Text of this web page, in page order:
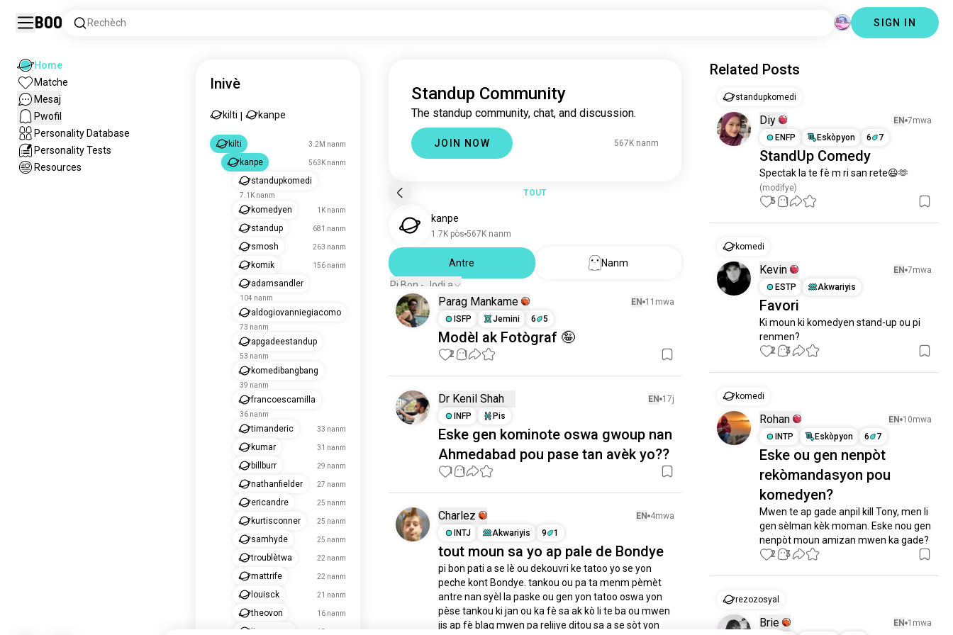
Boo Rechèch SIGN IN
Home
Matche
Mesaj
Pwofil
Personality Database
Personality Tests
Resources
Inivè
kilti kanpe
kilti 3.2M nanm
kanpe 563K nanm
standupkomedi
7.1K nanm
komedyen 1K nanm
standup 681 nanm
smosh 263 nanm
komik 156 nanm
adamsandler
104 nanm
aldogiovanniegiacomo
73 nanm
apgadeestandup
53 nanm
komedibangbang
39 nanm
francoescamilla
36 nanm
timanderic 33 nanm
kumar 31 nanm
billburr 29 nanm
nathanfielder 27 nanm
ericandre 25 nanm
kurtisconner 25 nanm
samhyde 25 nanm
troublètwa 22 nanm
mattrife 22 nanm
louisck 21 nanm
theovon 16 nanm
jimmycarr 15 nanm
Standup Community
The standup community, chat, and discussion.
JOIN NOW 567K nanm
TOUT
kanpe
1.7K pòs 567K nanm
Antre
Nanm
Pi Bon - Jodi a
Parag Mankame EN 11mwa
ISFP
Jemini 6 5
Modèl ak Fotògraf 🤪
2 1
Dr Kenil Shah EN 17j
INFP
Pis
Eske gen kominote oswa gwoup nan
Ahmedabad pou pase tan avèk yo??
1 1
Charlez EN 4mwa
INTJ
Akwariyis 9 1
tout moun sa yo ap pale de Bondye
pi bon pati a se lè ou dekouvri ke tatoo yo se yon
peche kont Bondye. tankou ou pa ta menm pèmèt
antre nan syèl la paske ou gen yon tatoo oswa yon
pèse tankou ki jan ou ka fè sa ak kò li te ba ou mwen
jis ap fè blag mwen pa relijye ditou sa a se sòt yon
Related Posts
standupkomedi
Diy EN 7mwa
ENFP
Eskòpyon 6 7
StandUp Comedy
Spectak la te fè m ri san rete😆🫶
(modifye)
5 1
komedi
Kevin EN 7mwa
ESTP
Akwariyis
Favori
Ki moun ki komedyen stand-up ou pi
renmen?
2 3
komedi
Rohan EN 10mwa
INTP
Eskòpyon 6 7
Eske ou gen nenpòt
rekòmandasyon pou
komedyen?
Mwen te ap gade anpil kill Tony, men li
gen sèlman kèk moman. Eske nou gen
nenpòt moun amizan mwen ka gade?
2 3
rezozosyal
Brie EN 1mwa